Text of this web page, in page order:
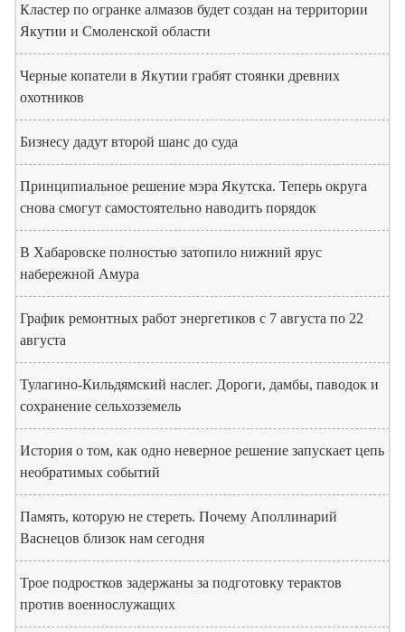
Кластер по огранке алмазов будет создан на территории
Якутии и Смоленской области
Черные копатели в Якутии грабят стоянки древних
охотников
Бизнесу дадут второй шанс до суда
Принципиальное решение мэра Якутска. Теперь округа
снова смогут самостоятельно наводить порядок
В Хабаровске полностью затопило нижний ярус
набережной Амура
График ремонтных работ энергетиков с 7 августа по 22
августа
Тулагино-Кильдямский наслег. Дороги, дамбы, паводок и
сохранение сельхозземель
История о том, как одно неверное решение запускает цепь
необратимых событий
Память, которую не стереть. Почему Аполлинарий
Васнецов близок нам сегодня
Трое подростков задержаны за подготовку терактов
против военнослужащих